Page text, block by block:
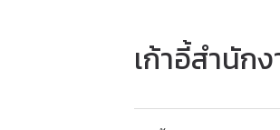
เก้าอี้สำนัก